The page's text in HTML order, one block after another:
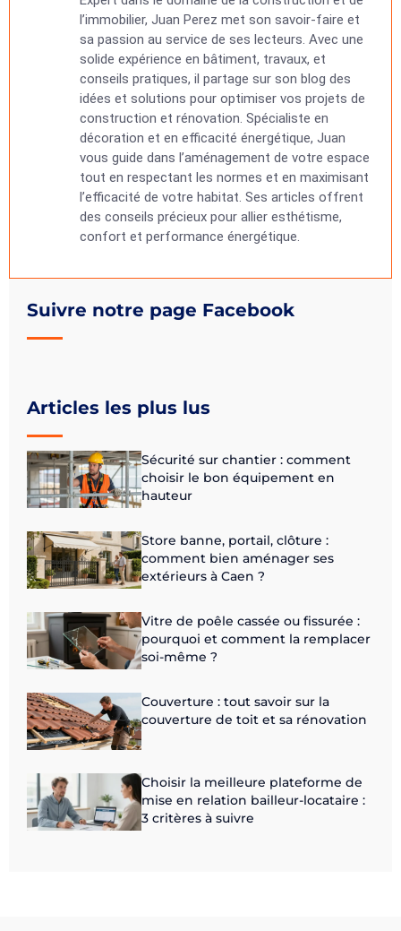
Suivre notre page Facebook
Articles les plus lus
Sécurité sur chantier : comment
choisir le bon équipement en
hauteur
Store banne, portail, clôture :
comment bien aménager ses
extérieurs à Caen ?
Vitre de poêle cassée ou fissurée :
pourquoi et comment la remplacer
soi-même ?
Couverture : tout savoir sur la
couverture de toit et sa rénovation
Choisir la meilleure plateforme de
mise en relation bailleur-locataire :
3 critères à suivre
l’immobilier, Juan Perez met son savoir-faire et
sa passion au service de ses lecteurs. Avec une
solide expérience en bâtiment, travaux, et
conseils pratiques, il partage sur son blog des
idées et solutions pour optimiser vos projets de
construction et rénovation. Spécialiste en
décoration et en efficacité énergétique, Juan
vous guide dans l’aménagement de votre espace
tout en respectant les normes et en maximisant
l’efficacité de votre habitat. Ses articles offrent
des conseils précieux pour allier esthétisme,
confort et performance énergétique.